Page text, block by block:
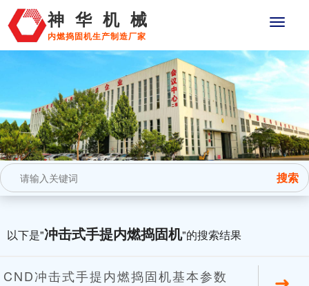
神华机械
内燃捣固机生产制造厂家
以下是"冲击式手提内燃捣固机"的搜索结果
CND冲击式手提内燃捣固机基本参数